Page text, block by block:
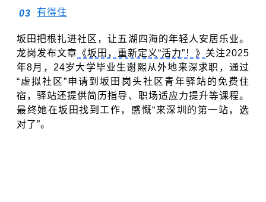
03 有得住
坂田把根扎进社区，让五湖四海的年轻人安居乐业。
龙岗发布文章 《坂田，重新定义“活力”！》 关注2025
年8月，24岁大学毕业生谢熙从外地来深求职，通过
“虚拟社区”申请到坂田岗头社区青年驿站的免费住
宿，驿站还提供简历指导、职场适应力提升等课程。
最终她在坂田找到工作，感慨“来深圳的第一站，选
对了”。